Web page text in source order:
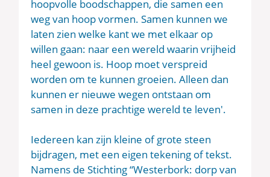
hoopvolle boodschappen, die samen een
weg van hoop vormen. Samen kunnen we
laten zien welke kant we met elkaar op
willen gaan: naar een wereld waarin vrijheid
heel gewoon is. Hoop moet verspreid
worden om te kunnen groeien. Alleen dan
kunnen er nieuwe wegen ontstaan om
samen in deze prachtige wereld te leven'.
Iedereen kan zijn kleine of grote steen
bijdragen, met een eigen tekening of tekst.
Namens de Stichting “Westerbork: dorp van